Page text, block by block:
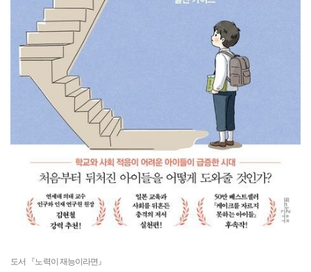
도서 『노력이 재능이라면』